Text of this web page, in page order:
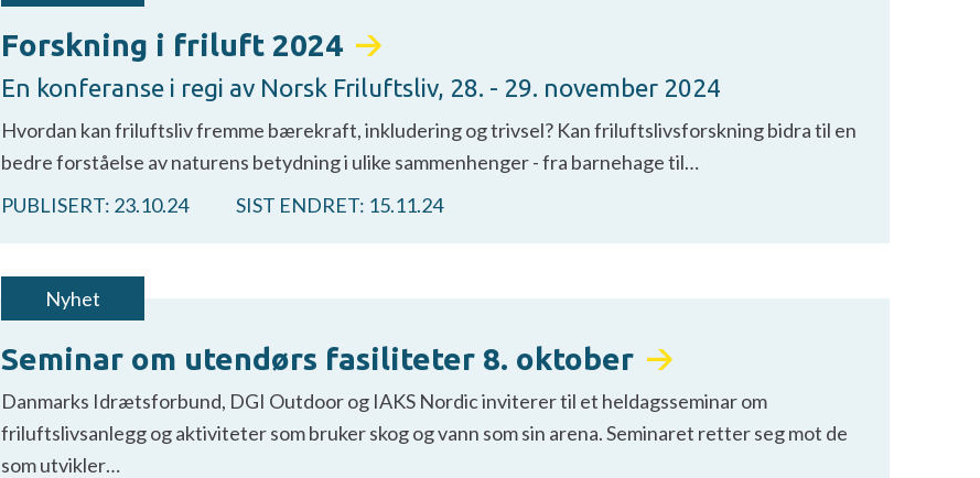
Forskning i friluft 2024
En konferanse i regi av Norsk Friluftsliv, 28. - 29. november 2024
Hvordan kan friluftsliv fremme bærekraft, inkludering og trivsel? Kan friluftslivsforskning bidra til en
bedre forståelse av naturens betydning i ulike sammenhenger - fra barnehage til…
PUBLISERT: 23.10.24 SIST ENDRET: 15.11.24
Nyhet
Seminar om utendørs fasiliteter 8. oktober
Danmarks Idrætsforbund, DGI Outdoor og IAKS Nordic inviterer til et heldagsseminar om
friluftslivsanlegg og aktiviteter som bruker skog og vann som sin arena. Seminaret retter seg mot de
som utvikler…